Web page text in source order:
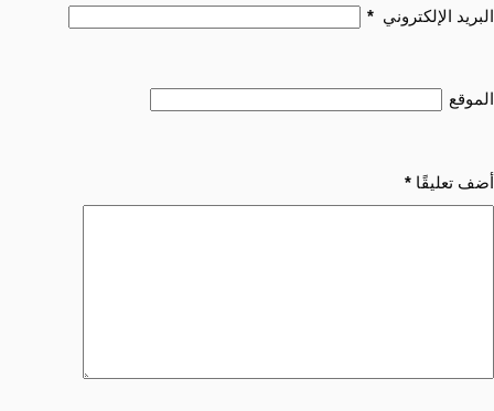
البريد الإلكتروني *
الموقع
أضف تعليقًا *